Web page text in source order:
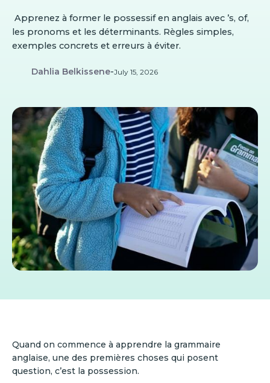
Apprenez à former le possessif en anglais avec ’s, of,
les pronoms et les déterminants. Règles simples,
exemples concrets et erreurs à éviter.
Dahlia Belkissene-July 15, 2026
Quand on commence à apprendre la grammaire
anglaise, une des premières choses qui posent
question, c’est la possession.